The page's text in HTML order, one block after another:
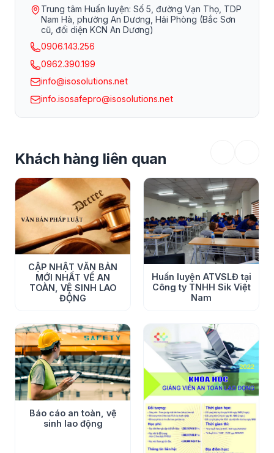
Trung tâm Huấn luyện: Số 5, đường Vạn Thọ, TDP
Nam Hà, phường An Dương, Hải Phòng (Bắc Sơn
cũ, đối diện KCN An Dương)
0906.143.256
0962.390.199
info@isosolutions.net
info.isosafepro@isosolutions.net
Khách hàng liên quan
CẬP NHẬT VĂN BẢN
MỚI NHẤT VỀ AN
TOÀN, VỆ SINH LAO
ĐỘNG
Huấn luyện ATVSLĐ tại
Công ty TNHH Sik Việt
Nam
Báo cáo an toàn, vệ
sinh lao động